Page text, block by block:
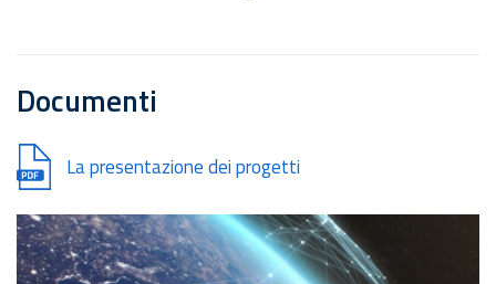
Documenti
Document
La presentazione dei progetti